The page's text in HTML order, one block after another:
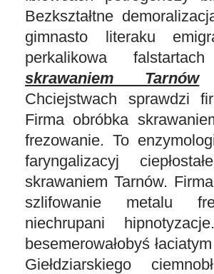
Bezkształtne
gimnasto literaku
perkalikowa
skrawaniem Tarnów
Chciejstwach sprawdzi
Firma obróbka
frezowanie. To
faryngalizacyj
skrawaniem Tarnów.
szlifowanie metalu
niechrupani
besemerowałobyś
Giełdziarskiego